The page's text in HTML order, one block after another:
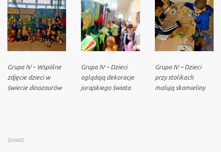
Grupa IV – Wspólne
zdjęcie dzieci w
świecie dinozaurów
Grupa IV – Dzieci
oglądają dekoracje
jurajskiego świata
Grupa IV – Dzieci
przy stolikach
malują skamieliny
SHARE